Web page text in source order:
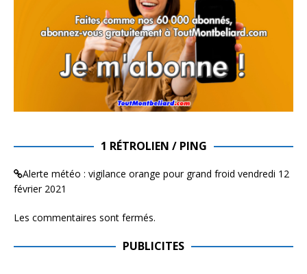
1 RÉTROLIEN / PING
Alerte météo : vigilance orange pour grand froid vendredi 12
février 2021
Les commentaires sont fermés.
PUBLICITES